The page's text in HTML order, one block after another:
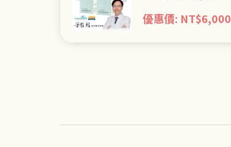
優惠價: NT$6,000